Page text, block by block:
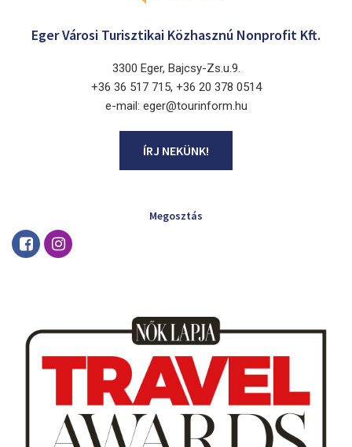
Eger Városi Turisztikai Közhasznú Nonprofit Kft.
3300 Eger, Bajcsy-Zs.u.9.
+36 36 517 715, +36 20 378 0514
e-mail: eger@tourinform.hu
ÍRJ NEKÜNK!
Megosztás